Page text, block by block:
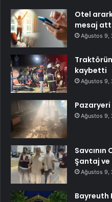
Otel
mesaj
Ağustos 9,
kaybetti
Ağustos 9,
Pazaryeri
Ağustos 9,
Şantaj ve
Ağustos 9,
Bayreuth